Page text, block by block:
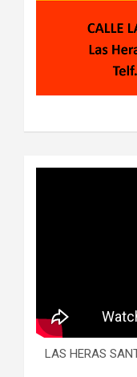
LAS HERAS